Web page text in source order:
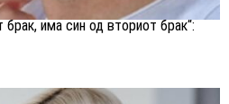
има син од вториот брак“: